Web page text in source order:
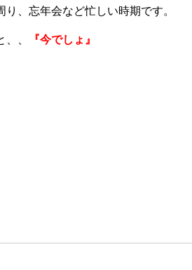
、忘年会など忙しい時期です。
、 『今でしょ』